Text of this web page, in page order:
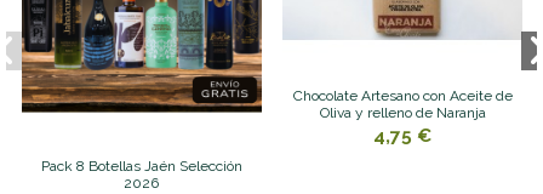
Pack 8 Botellas Jaén Selección
2026
Chocolate Artesano con Aceite de
Oliva y relleno de Naranja
4,75 €